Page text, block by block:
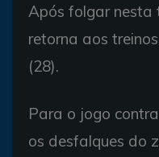
Após folgar nesta
retorna aos
(28).
Para o jogo
os desfalques do